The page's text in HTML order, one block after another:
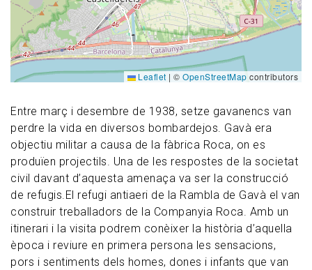
Entre març i desembre de 1938, setze gavanencs van
perdre la vida en diversos bombardejos. Gavà era
objectiu militar a causa de la fàbrica Roca, on es
produïen projectils. Una de les respostes de la societat
civil davant d’aquesta amenaça va ser la construcció
de refugis.El refugi antiaeri de la Rambla de Gavà el van
construir treballadors de la Companyia Roca. Amb un
itinerari i la visita podrem conèixer la història d’aquella
època i reviure en primera persona les sensacions,
pors i sentiments dels homes, dones i infants que van
Leaflet | © OpenStreetMap contributors